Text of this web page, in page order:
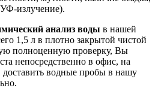
излучение).
анализ воды в нашей
1,5 л в плотно закрытой чистой
полноценную проверку, Вы
непосредственно в офис, на
доставить водные пробы в нашу